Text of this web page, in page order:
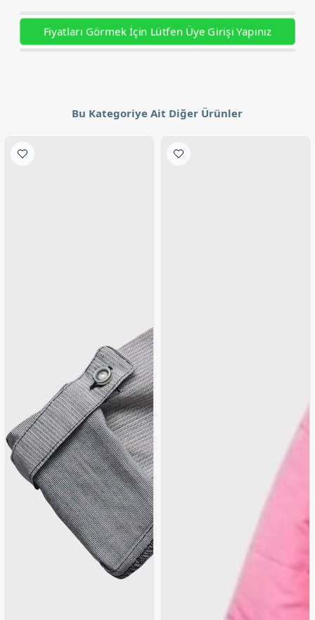
Fiyatları Görmek İçin Lütfen Üye Girişi Yapınız
Bu Kategoriye Ait Diğer Ürünler